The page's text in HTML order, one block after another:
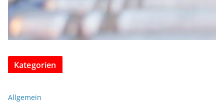
Kategorien
Allgemein